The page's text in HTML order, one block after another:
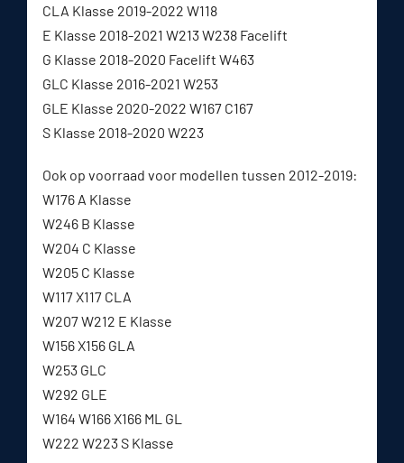
CLA Klasse 2019-2022 W118
E Klasse 2018-2021 W213 W238 Facelift
G Klasse 2018-2020 Facelift W463
GLC Klasse 2016-2021 W253
GLE Klasse 2020-2022 W167 C167
S Klasse 2018-2020 W223
Ook op voorraad voor modellen tussen 2012-2019:
W176 A Klasse
W246 B Klasse
W204 C Klasse
W205 C Klasse
W117 X117 CLA
W207 W212 E Klasse
W156 X156 GLA
W253 GLC
W292 GLE
W164 W166 X166 ML GL
W222 W223 S Klasse